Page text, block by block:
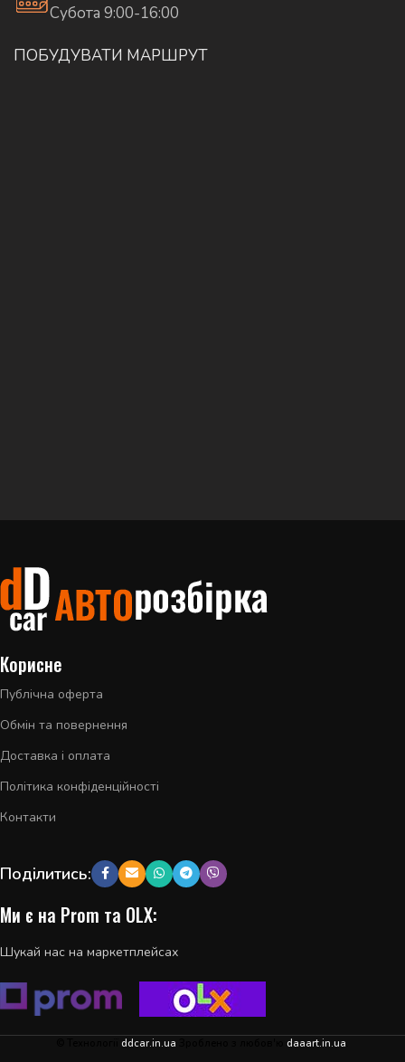
Субота 9:00-16:00
ПОБУДУВАТИ МАРШРУТ
Корисне
Публічна оферта
Обмін та повернення
Доставка і оплата
Політика конфіденційності
Контакти
Поділитись:
Ми є на Prom та OLX:
Шукай нас на маркетплейсах
ddcar.in.ua daaart.in.ua